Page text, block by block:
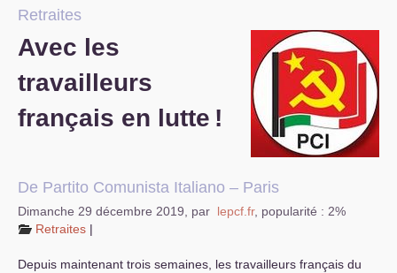
Internationale
S’organiser
Comprendre...
Vie du site
Retraites
Avec les
travailleurs
français en lutte !
De Partito Comunista Italiano – Paris
Dimanche 29 décembre 2019 par lepcf.fr, popularité : 2%
Retraites |
Depuis maintenant trois semaines, les travailleurs français du